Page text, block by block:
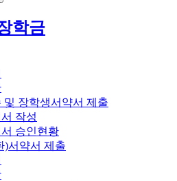
학금
및 장학생서약서 제출
작성
승인현황
)서약서 제출